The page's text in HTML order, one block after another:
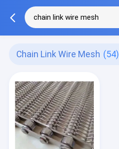
Chain Link Wire Mesh (54)